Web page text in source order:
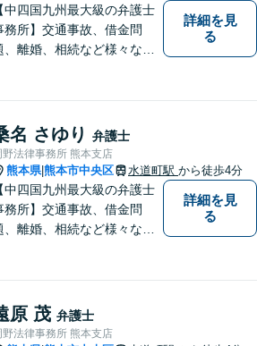
【中四国九州最大級の弁護士
務所】交通事故、借金問
、離婚、相続など様々な問
！
詳細を見
る
名 さゆり 弁護士
野法律事務所 熊本支店
熊本県|熊本市中央区 水道町駅 から徒歩4分
【中四国九州最大級の弁護士
務所】交通事故、借金問
、離婚、相続など様々な問
！
詳細を見
る
原 茂 弁護士
野法律事務所 熊本支店